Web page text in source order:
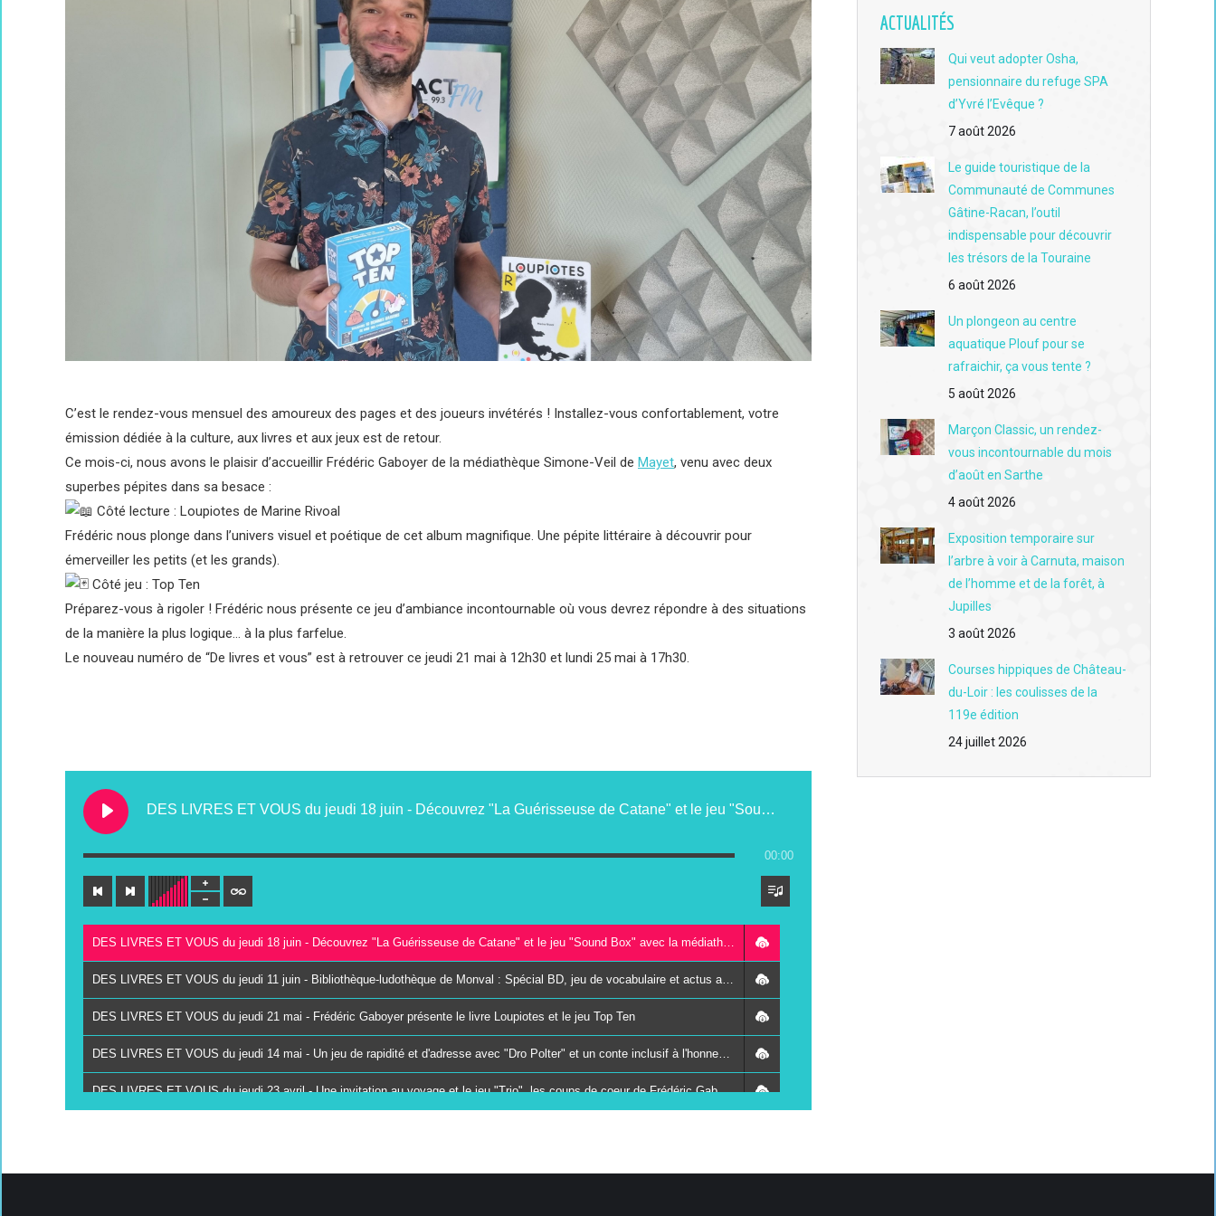
C’est le rendez-vous mensuel des amoureux des pages et des joueurs invétérés ! Installez-vous confortablement, votre
émission dédiée à la culture, aux livres et aux jeux est de retour.
Ce mois-ci, nous avons le plaisir d’accueillir Frédéric Gaboyer de la médiathèque Simone-Veil de Mayet, venu avec deux
superbes pépites dans sa besace :
Côté lecture : Loupiotes de Marine Rivoal
Frédéric nous plonge dans l’univers visuel et poétique de cet album magnifique. Une pépite littéraire à découvrir pour
émerveiller les petits (et les grands).
Côté jeu : Top Ten
Préparez-vous à rigoler ! Frédéric nous présente ce jeu d’ambiance incontournable où vous devrez répondre à des situations
de la manière la plus logique… à la plus farfelue.
Le nouveau numéro de “De livres et vous” est à retrouver ce jeudi 21 mai à 12h30 et lundi 25 mai à 17h30.
DES LIVRES ET VOUS du jeudi 18 juin - Découvrez "La Guérisseuse de Catane" et le jeu "Sound Box" avec la médiathèque Simone Veil de Mayet
00:00
DES LIVRES ET VOUS du jeudi 18 juin - Découvrez "La Guérisseuse de Catane" et le jeu "Sound Box" avec la médiathèque Simone Veil de Mayet
DES LIVRES ET VOUS du jeudi 11 juin - Bibliothèque-ludothèque de Monval : Spécial BD, jeu de vocabulaire et actus avant les vacances !
DES LIVRES ET VOUS du jeudi 21 mai - Frédéric Gaboyer présente le livre Loupiotes et le jeu Top Ten
DES LIVRES ET VOUS du jeudi 14 mai - Un jeu de rapidité et d'adresse avec "Dro Polter" et un conte inclusif à l'honneur de la bibliothèque de Montval
DES LIVRES ET VOUS du jeudi 23 avril - Une invitation au voyage et le jeu "Trio", les coups de coeur de Frédéric Gaboyer
ACTUALITÉS
Qui veut adopter Osha,
pensionnaire du refuge SPA
d’Yvré l’Evêque ?
7 août 2026
Le guide touristique de la
Communauté de Communes
Gâtine-Racan, l’outil
indispensable pour découvrir
les trésors de la Touraine
6 août 2026
Un plongeon au centre
aquatique Plouf pour se
rafraichir, ça vous tente ?
5 août 2026
Marçon Classic, un rendez-
vous incontournable du mois
d’août en Sarthe
4 août 2026
Exposition temporaire sur
l’arbre à voir à Carnuta, maison
de l’homme et de la forêt, à
Jupilles
3 août 2026
Courses hippiques de Château-
du-Loir : les coulisses de la
119e édition
24 juillet 2026